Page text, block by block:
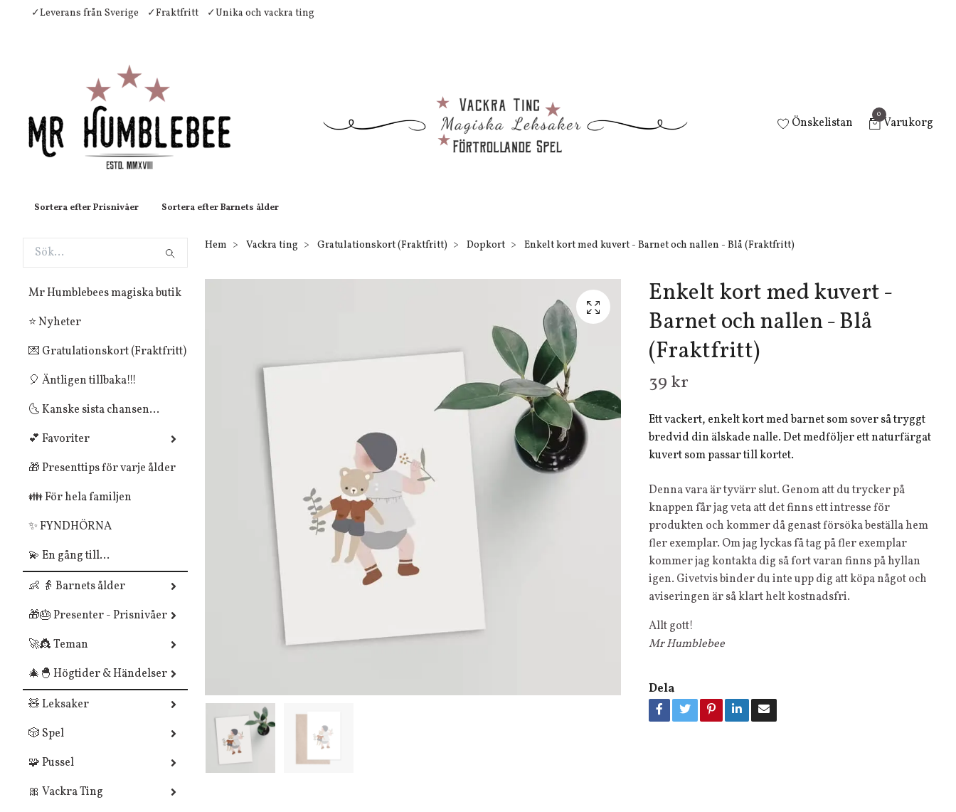
✓Leverans från Sverige ✓Fraktfritt ✓Unika och vackra ting
Önskelistan
0
Varukorg
Sortera efter Prisnivåer Sortera efter Barnets ålder
Mr Humblebees magiska butik
⭐ Nyheter
💌 Gratulationskort (Fraktfritt)
🎈 Äntligen tillbaka!!!
🌜 Kanske sista chansen...
💕 Favoriter
🎁 Presenttips för varje ålder
👪 För hela familjen
✨ FYNDHÖRNA
💫 En gång till...
👶 👵 Barnets ålder
🎁🎂 Presenter - Prisnivåer
🚀👸 Teman
🎄🐣 Högtider & Händelser
🧸 Leksaker
🎲 Spel
🧩 Pussel
🎀 Vackra Ting
Hem Vackra ting Gratulationskort (Fraktfritt) Dopkort Enkelt kort med kuvert - Barnet och nallen - Blå (Fraktfritt)
Enkelt kort med kuvert -
Barnet och nallen - Blå
(Fraktfritt)
39 kr
Ett vackert, enkelt kort med barnet som sover så tryggt
bredvid din älskade nalle. Det medföljer ett naturfärgat
kuvert som passar till kortet.
Denna vara är tyvärr slut. Genom att du trycker på
knappen får jag veta att det finns ett intresse för
produkten och kommer då genast försöka beställa hem
fler exemplar. Om jag lyckas få tag på fler exemplar
kommer jag kontakta dig så fort varan finns på hyllan
igen. Givetvis binder du inte upp dig att köpa något och
aviseringen är så klart helt kostnadsfri.
Allt gott!
Mr Humblebee
Dela